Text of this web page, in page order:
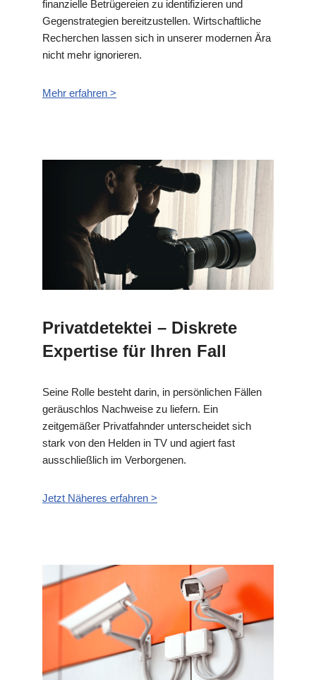
finanzielle Betrügereien zu identifizieren und
Gegenstrategien bereitzustellen. Wirtschaftliche
Recherchen lassen sich in unserer modernen Ära
nicht mehr ignorieren.
Mehr erfahren >
Privatdetektei – Diskrete
Expertise für Ihren Fall
Seine Rolle besteht darin, in persönlichen Fällen
geräuschlos Nachweise zu liefern. Ein
zeitgemäßer Privatfahnder unterscheidet sich
stark von den Helden in TV und agiert fast
ausschließlich im Verborgenen.
Jetzt Näheres erfahren >